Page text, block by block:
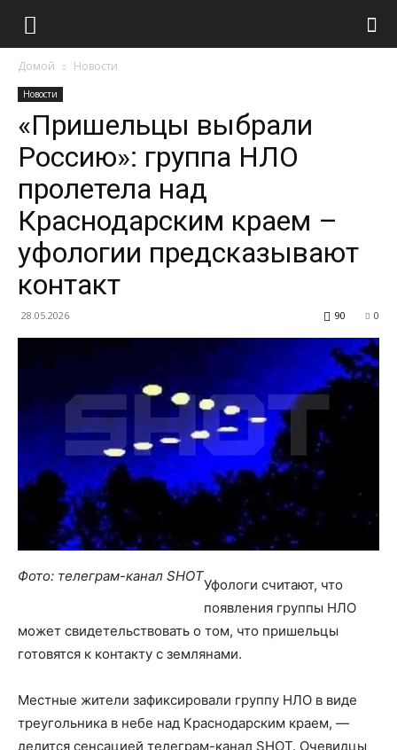
Домой Новости
Новости
«Пришельцы выбрали
Россию»: группа НЛО
пролетела над
Краснодарским краем –
уфологии предсказывают
контакт
28.05.2026 0
90
Фото: телеграм-канал SHOT
Уфологи считают, что
появления группы НЛО
может свидетельствовать о том, что пришельцы
готовятся к контакту с землянами.
Местные жители зафиксировали группу НЛО в виде
треугольника в небе над Краснодарским краем, —
делится сенсацией телеграм-канал SHOT. Очевидцы